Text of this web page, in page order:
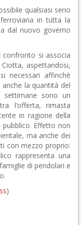
qualsiasi serio
in tutta la
dal nuovo governo
confronto si associa
aspettandosi,
necessari affinchè
la quantità del
settimane sono un
l’offerta, rimasta
in ragione della
pubblico. Effetto non
ma anche dei
con mezzo proprio:
rappresenta una
di pendolari e
)